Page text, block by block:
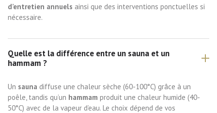
d’entretien annuels ainsi que des interventions ponctuelles si
nécessaire.
Quelle est la différence entre un sauna et un
hammam ?
Un sauna diffuse une chaleur sèche (60-100°C) grâce à un
poêle, tandis qu’un hammam produit une chaleur humide (40-
50°C) avec de la vapeur d’eau. Le choix dépend de vos